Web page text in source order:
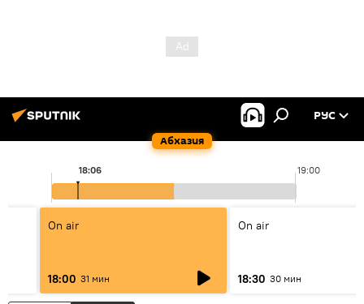
Абхазия
РУС
19:00
18:06
On air
18:00 31 мин
On air
18:30 30 мин